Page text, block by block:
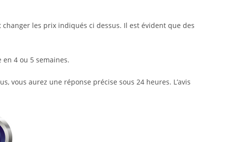
les prix indiqués ci dessus. Il est évident que des
4 ou 5 semaines.
vous aurez une réponse précise sous 24 heures. L’avis